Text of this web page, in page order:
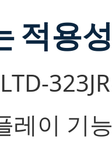
적용
레이 기